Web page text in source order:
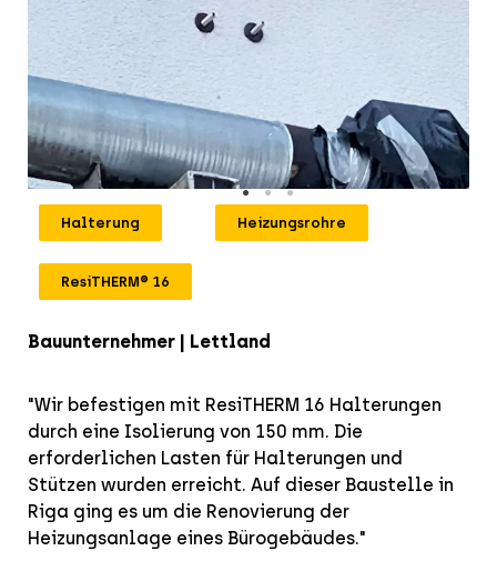
Halterung Heizungsrohre
ResiTHERM® 16
Bauunternehmer | Lettland
"Wir befestigen mit ResiTHERM 16 Halterungen
durch eine Isolierung von 150 mm. Die
erforderlichen Lasten für Halterungen und
Stützen wurden erreicht. Auf dieser Baustelle in
Riga ging es um die Renovierung der
Heizungsanlage eines Bürogebäudes."